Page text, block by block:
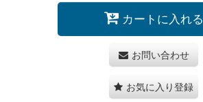
カートに入れる
お問い合わせ
お気に入り登録